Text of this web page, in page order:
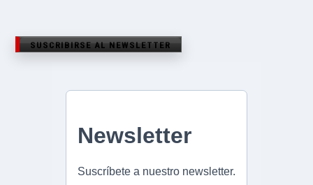
SUSCRIBIRSE AL NEWSLETTER